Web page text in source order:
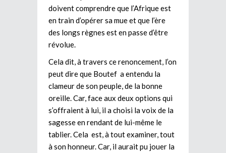
doivent comprendre que l’Afrique est
en train d’opérer sa mue et que l’ère
des longs règnes est en passe d’être
révolue.
Cela dit, à travers ce renoncement, l’on
peut dire que Boutef a entendu la
clameur de son peuple, de la bonne
oreille. Car, face aux deux options qui
s’offraient à lui, il a choisi la voix de la
sagesse en rendant de lui-même le
tablier. Cela est, à tout examiner, tout
à son honneur. Car, il aurait pu jouer la